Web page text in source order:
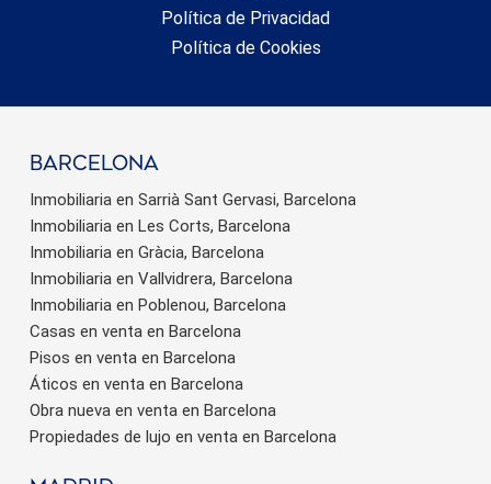
Política de Privacidad
Política de Cookies
barcelona
Inmobiliaria en Sarrià Sant Gervasi, Barcelona
Inmobiliaria en Les Corts, Barcelona
Inmobiliaria en Gràcia, Barcelona
Inmobiliaria en Vallvidrera, Barcelona
Inmobiliaria en Poblenou, Barcelona
Casas en venta en Barcelona
Pisos en venta en Barcelona
Áticos en venta en Barcelona
Obra nueva en venta en Barcelona
Propiedades de lujo en venta en Barcelona